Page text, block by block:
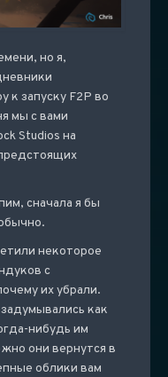
но я,
к запуску F2P во
мы с вами
Studios на
сначала я бы
некоторое
с
их убрали.
как
нибудь им
они вернутся в
облики вам